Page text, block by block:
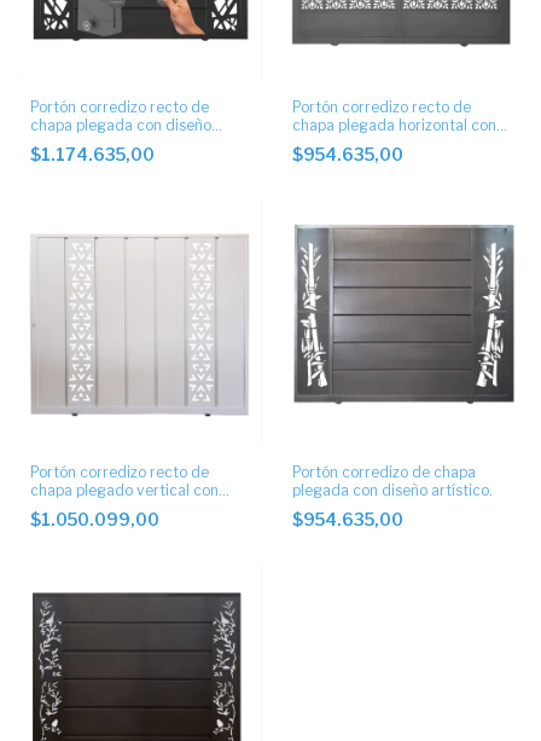
Portón corredizo recto de
chapa plegada con diseño
artístico. Automático
$1.174.635,00
Portón corredizo recto de
chapa plegada horizontal con
diseño artístico.
$954.635,00
Portón corredizo recto de
chapa plegado vertical con
diseño artístico
$1.050.099,00
Portón corredizo de chapa
plegada con diseño artístico.
$954.635,00